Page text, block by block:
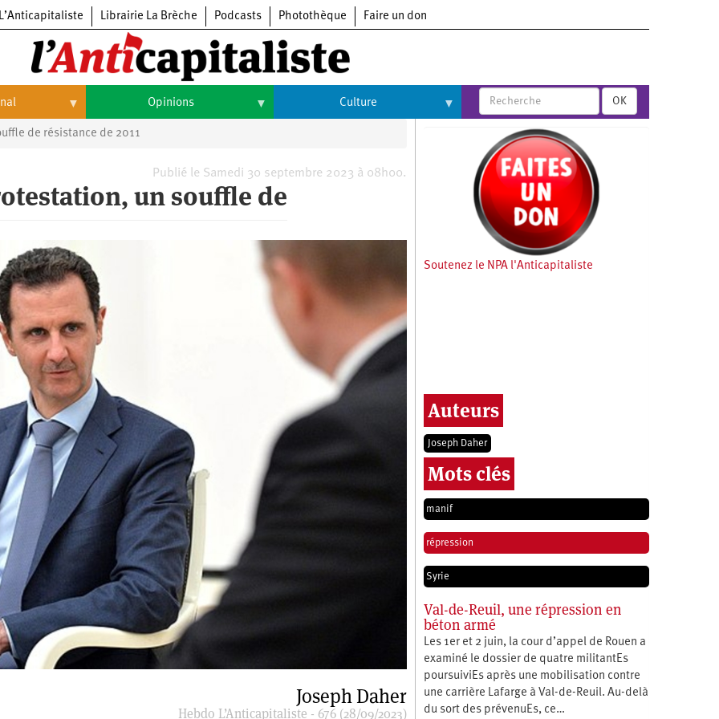
L’Anticapitaliste Librairie La Brèche Podcasts Photothèque Faire un don
Opinions
Opinions
Culture
Arts
Expositions
Livres
OK
de résistance de 2011
Publié le Samedi 30 septembre 2023 à 08h00.
un souffle de
Joseph Daher
Hebdo L’Anticapitaliste - 676 (28/09/2023)
Soutenez le NPA l'Anticapitaliste
Auteurs
Joseph Daher
Mots clés
manif
répression
Syrie
Val-de-Reuil, une répression en
béton armé
Les 1er et 2 juin, la cour d’appel de Rouen a
examiné le dossier de quatre militantEs
poursuiviEs après une mobilisation contre
une carrière Lafarge à Val-de-Reuil. Au-delà
du sort des prévenuEs, ce…